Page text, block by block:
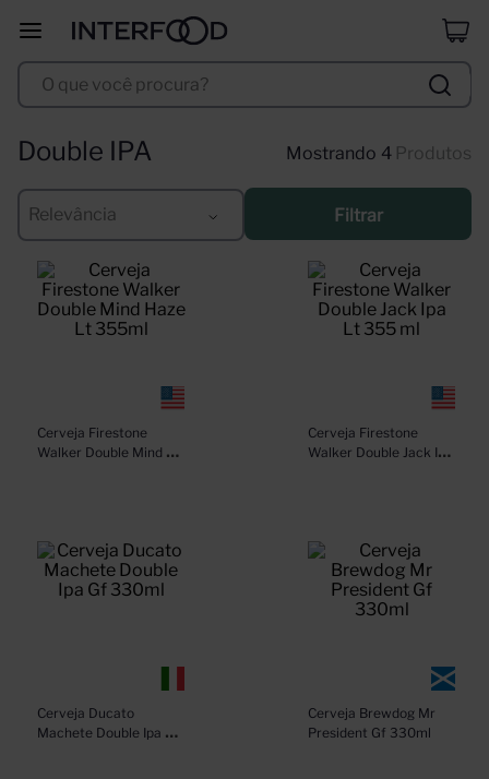
O que você procura?
Double IPA 4 Produtos
Relevância Filtrar
Cerveja Firestone
Walker Double Mind
Cerveja Firestone
Walker Double Jack Ipa
Cerveja Ducato
Machete Double Ipa Gf
Cerveja Brewdog Mr
President Gf 330ml
º erdinger
corpus astral
10ºsanta helena